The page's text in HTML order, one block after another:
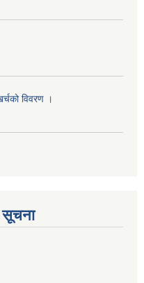
विवरण ।
सूचना